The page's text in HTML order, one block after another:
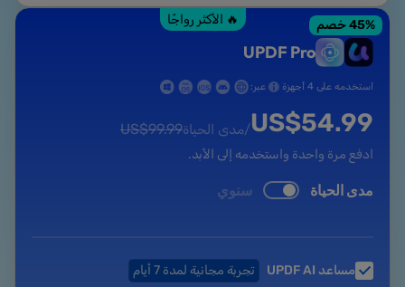
🔥 الأكثر رواجًا
UPDF Pro
45% خصم
استخدمه على 4 أجهزة عبر:
US$54.99 /مدى الحياة US$99.99
ادفع مرة واحدة واستخدمه إلى الأبد.
سنوي مدى الحياة
مساعد UPDF AI
تجربة مجانية لمدة 7 أيام